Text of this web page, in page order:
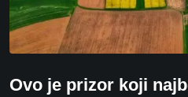
Ovo je prizor koji